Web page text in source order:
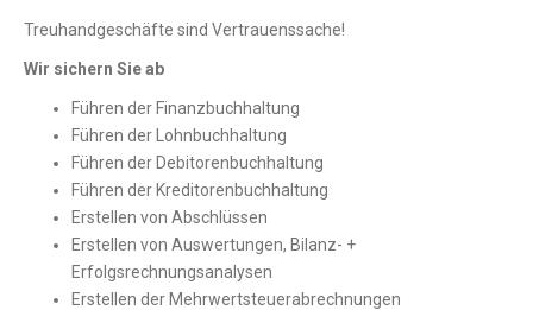
Treuhandgeschäfte sind Vertrauenssache!
Wir sichern Sie ab
Führen der Finanzbuchhaltung
Führen der Lohnbuchhaltung
Führen der Debitorenbuchhaltung
Führen der Kreditorenbuchhaltung
Erstellen von Abschlüssen
Erstellen von Auswertungen, Bilanz- +
Erfolgsrechnungsanalysen
Erstellen der Mehrwertsteuerabrechnungen